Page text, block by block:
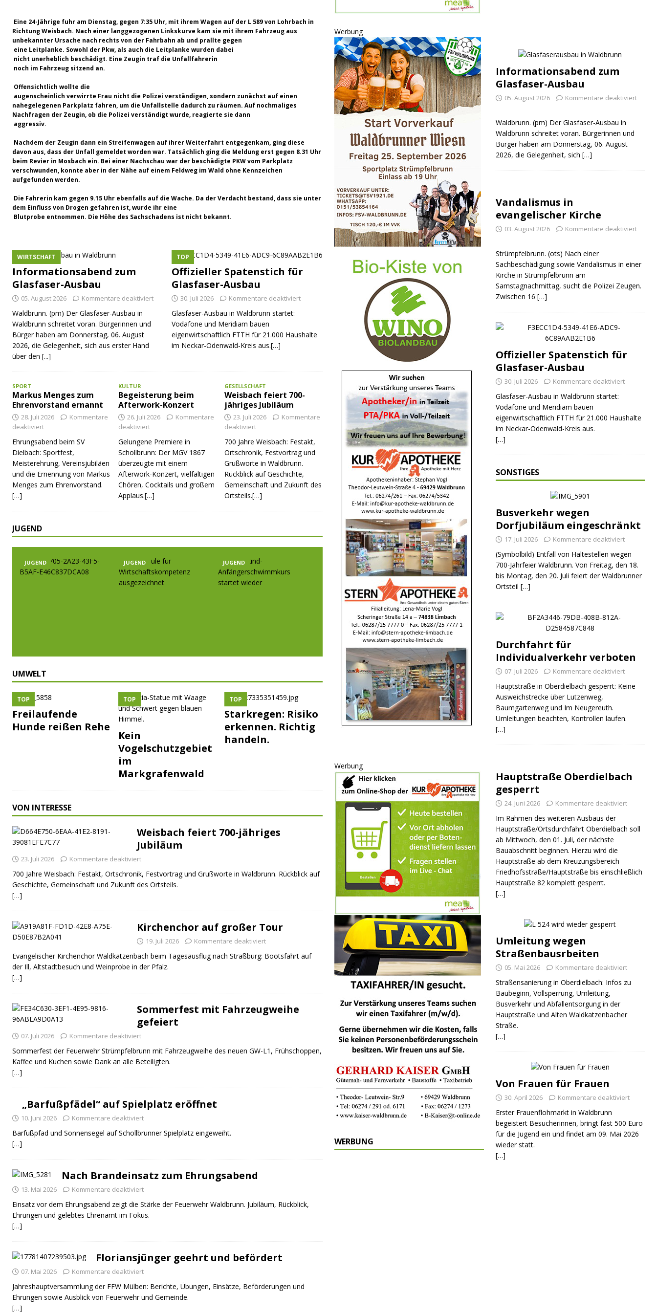
[ 07. Juli 2026 ] Sommerfest mit Fahrzeugweihe gefeiert
GESELLSCHAFT
[ 07. Juli 2026 ] Durchfahrt für Individualverkehr verboten
SONSTIGES
[ 05. August 2026 ] Informationsabend zum Glasfaser-Ausbau
[ 03. August 2026 ]
Eine 24-Jährige fuhr am Dienstag, gegen 7:35 Uhr, mit ihrem Wagen auf der L 589 von Lohrbach in
Richtung Weisbach. Nach einer langgezogenen Linkskurve kam sie mit ihrem Fahrzeug aus
unbekannter Ursache nach rechts von der Fahrbahn ab und prallte gegen
eine Leitplanke. Sowohl der Pkw, als auch die Leitplanke wurden dabei
nicht unerheblich beschädigt. Eine Zeugin traf die Unfallfahrerin
noch im Fahrzeug sitzend an.
Offensichtlich wollte die
augenscheinlich verwirrte Frau nicht die Polizei verständigen, sondern zunächst auf einen
nahegelegenen Parkplatz fahren, um die Unfallstelle dadurch zu räumen. Auf nochmaliges
Nachfragen der Zeugin, ob die Polizei verständigt wurde, reagierte sie dann
aggressiv.
Nachdem der Zeugin dann ein Streifenwagen auf ihrer Weiterfahrt entgegenkam, ging diese
davon aus, dass der Unfall gemeldet worden war. Tatsächlich ging die Meldung erst gegen 8.31 Uhr
beim Revier in Mosbach ein. Bei einer Nachschau war der beschädigte PKW vom Parkplatz
verschwunden, konnte aber in der Nähe auf einem Feldweg im Wald ohne Kennzeichen
aufgefunden werden.
Die Fahrerin kam gegen 9.15 Uhr ebenfalls auf die Wache. Da der Verdacht bestand, dass sie unter
dem Einfluss von Drogen gefahren ist, wurde ihr eine
Blutprobe entnommen. Die Höhe des Sachschadens ist nicht bekannt.
Informationsabend zum
Glasfaser-Ausbau
WIRTSCHAFT
05. August 2026 Kommentare deaktiviert
Waldbrunn. (pm) Der Glasfaser-Ausbau in
Waldbrunn schreitet voran. Bürgerinnen und
Bürger haben am Donnerstag, 06. August
2026, die Gelegenheit, sich aus erster Hand
über den [...]
Offizieller Spatenstich für
Glasfaser-Ausbau
TOP
30. Juli 2026 Kommentare deaktiviert
Glasfaser-Ausbau in Waldbrunn startet:
Vodafone und Meridiam bauen
eigenwirtschaftlich FTTH für 21.000 Haushalte
im Neckar-Odenwald-Kreis aus.[…]
SPORT
Markus Menges zum
Ehrenvorstand ernannt
28. Juli 2026
Kommentare
deaktiviert
Ehrungsabend beim SV
Dielbach: Sportfest,
Meisterehrung, Vereinsjubiläen
und die Ernennung von Markus
Menges zum Ehrenvorstand.
[…]
KULTUR
Begeisterung beim
Afterwork-Konzert
26. Juli 2026
Kommentare
deaktiviert
Gelungene Premiere in
Schollbrunn: Der MGV 1867
überzeugte mit einem
Afterwork-Konzert, vielfältigen
Chören, Cocktails und großem
Applaus.[…]
GESELLSCHAFT
Weisbach feiert 700-
jähriges Jubiläum
23. Juli 2026
Kommentare
deaktiviert
700 Jahre Weisbach: Festakt,
Ortschronik, Festvortrag und
Grußworte in Waldbrunn.
Rückblick auf Geschichte,
Gemeinschaft und Zukunft des
Ortsteils.[…]
JUGEND
JUGEND JUGEND JUGEND JUGEND JUGEND JUGEND
UMWELT
TOP
Freilaufende
Hunde reißen Rehe
TOP
Kein
Vogelschutzgebiet
im
Markgrafenwald
TOP
Starkregen: Risiko
erkennen. Richtig
handeln.
VON INTERESSE
Weisbach feiert 700-jähriges
Jubiläum
23. Juli 2026 Kommentare deaktiviert
700 Jahre Weisbach: Festakt, Ortschronik, Festvortrag und Grußworte in Waldbrunn. Rückblick auf
Geschichte, Gemeinschaft und Zukunft des Ortsteils.
[…]
Kirchenchor auf großer Tour
19. Juli 2026 Kommentare deaktiviert
Evangelischer Kirchenchor Waldkatzenbach beim Tagesausflug nach Straßburg: Bootsfahrt auf
der Ill, Altstadtbesuch und Weinprobe in der Pfalz.
[…]
Sommerfest mit Fahrzeugweihe
gefeiert
07. Juli 2026 Kommentare deaktiviert
Sommerfest der Feuerwehr Strümpfelbrunn mit Fahrzeugweihe des neuen GW-L1, Frühschoppen,
Kaffee und Kuchen sowie Dank an alle Beteiligten.
[…]
„Barfußpfädel“ auf Spielplatz eröffnet
10. Juni 2026 Kommentare deaktiviert
Barfußpfad und Sonnensegel auf Schollbrunner Spielplatz eingeweiht.
[…]
Nach Brandeinsatz zum Ehrungsabend
13. Mai 2026 Kommentare deaktiviert
Einsatz vor dem Ehrungsabend zeigt die Stärke der Feuerwehr Waldbrunn. Jubiläum, Rückblick,
Ehrungen und gelebtes Ehrenamt im Fokus.
[…]
Floriansjünger geehrt und befördert
07. Mai 2026 Kommentare deaktiviert
Jahreshauptversammlung der FFW Mülben: Berichte, Übungen, Einsätze, Beförderungen und
Ehrungen sowie Ausblick von Feuerwehr und Gemeinde.
[…]
Werbung
Werbung
WERBUNG
Informationsabend zum
Glasfaser-Ausbau
05. August 2026 Kommentare deaktiviert
Waldbrunn. (pm) Der Glasfaser-Ausbau in
Waldbrunn schreitet voran. Bürgerinnen und
Bürger haben am Donnerstag, 06. August
2026, die Gelegenheit, sich […]
Vandalismus in
evangelischer Kirche
03. August 2026 Kommentare deaktiviert
Strümpfelbrunn. (ots) Nach einer
Sachbeschädigung sowie Vandalismus in einer
Kirche in Strümpfelbrunn am
Samstagnachmittag, sucht die Polizei Zeugen.
Zwischen 16 […]
Offizieller Spatenstich für
Glasfaser-Ausbau
30. Juli 2026 Kommentare deaktiviert
Glasfaser-Ausbau in Waldbrunn startet:
Vodafone und Meridiam bauen
eigenwirtschaftlich FTTH für 21.000 Haushalte
im Neckar-Odenwald-Kreis aus.
[…]
SONSTIGES
Busverkehr wegen
Dorfjubiläum eingeschränkt
17. Juli 2026 Kommentare deaktiviert
(Symbolbild) Entfall von Haltestellen wegen
700-Jahrfeier Waldbrunn. Von Freitag, den 18.
bis Montag, den 20. Juli feiert der Waldbrunner
Ortsteil […]
Durchfahrt für
Individualverkehr verboten
07. Juli 2026 Kommentare deaktiviert
Hauptstraße in Oberdielbach gesperrt: Keine
Ausweichstrecke über Lutzenweg,
Baumgartenweg und Im Neugereuth.
Umleitungen beachten, Kontrollen laufen.
[…]
Hauptstraße Oberdielbach
gesperrt
24. Juni 2026 Kommentare deaktiviert
Im Rahmen des weiteren Ausbaus der
Hauptstraße/Ortsdurchfahrt Oberdielbach soll
ab Mittwoch, den 01. Juli, der nächste
Bauabschnitt beginnen. Hierzu wird die
Hauptstraße ab dem Kreuzungsbereich
Friedhofsstraße/Hauptstraße bis einschließlich
Hauptstraße 82 komplett gesperrt.
[…]
Umleitung wegen
Straßenbausrbeiten
05. Mai 2026 Kommentare deaktiviert
Straßensanierung in Oberdielbach: Infos zu
Baubeginn, Vollsperrung, Umleitung,
Busverkehr und Abfallentsorgung in der
Hauptstraße und Alten Waldkatzenbacher
Straße.
[…]
Von Frauen für Frauen
30. April 2026 Kommentare deaktiviert
Erster Frauenflohmarkt in Waldbrunn
begeistert Besucherinnen, bringt fast 500 Euro
für die Jugend ein und findet am 09. Mai 2026
wieder statt.
[…]